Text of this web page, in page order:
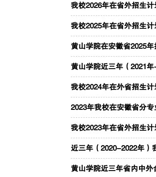
我校2026年在省外招生
我校2025年在省外招生
黄山学院在安徽省2025
黄山学院近三年（2021
我校2024年在外省招生
2023年我校在安徽省分
我校2023年在省外招生
近三年（2020-2022年）
黄山学院近三年省内中